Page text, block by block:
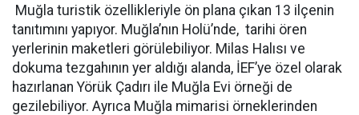
Muğla turistik özellikleriyle ön plana çıkan 13 ilçenin
tanıtımını yapıyor. Muğla’nın Holü’nde, tarihi ören
yerlerinin maketleri görülebiliyor. Milas Halısı ve
dokuma tezgahının yer aldığı alanda, İEF’ye özel olarak
hazırlanan Yörük Çadırı ile Muğla Evi örneği de
gezilebiliyor. Ayrıca Muğla mimarisi örneklerinden